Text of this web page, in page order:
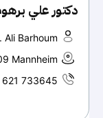
دكتور علي
Ali Barhoum
Mannheim
733645